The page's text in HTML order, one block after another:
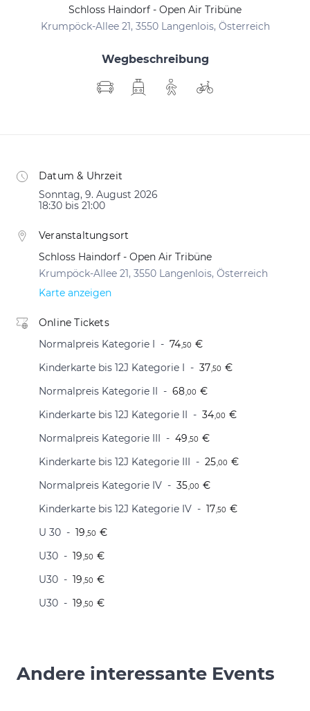
Schloss Haindorf - Open Air Tribüne
Krumpöck-Allee 21, 3550 Langenlois, Österreich
Wegbeschreibung
Datum & Uhrzeit
Sonntag, 9. August 2026
18:30 bis 21:00
Veranstaltungsort
Schloss Haindorf - Open Air Tribüne
Krumpöck-Allee 21, 3550 Langenlois, Österreich
Karte anzeigen
Online Tickets
Normalpreis Kategorie I
74,50 €
Kinderkarte bis 12J Kategorie I
37,50 €
Normalpreis Kategorie II
68,00 €
Kinderkarte bis 12J Kategorie II
34,00 €
Normalpreis Kategorie III
49,50 €
Kinderkarte bis 12J Kategorie III
25,00 €
Normalpreis Kategorie IV
35,00 €
Kinderkarte bis 12J Kategorie IV
17,50 €
U 30
19,50 €
U30
19,50 €
U30
19,50 €
U30
19,50 €
Andere interessante Events